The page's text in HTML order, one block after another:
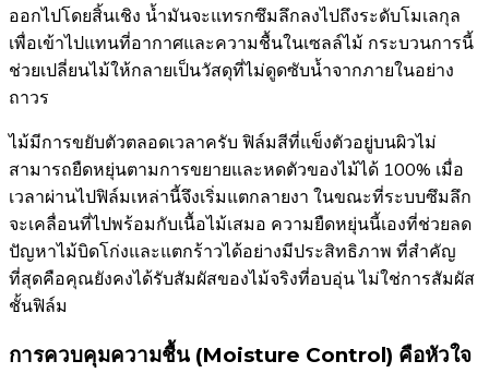
ออกไปโดยสิ้นเชิง น้ำมันจะแทรกซึมลึกลงไปถึงระดับโมเลกุล
เพื่อเข้าไปแทนที่อากาศและความชื้นในเซลล์ไม้ กระบวนการนี้
ช่วยเปลี่ยนไม้ให้กลายเป็นวัสดุที่ไม่ดูดซับน้ำจากภายในอย่าง
ถาวร
ไม้มีการขยับตัวตลอดเวลาครับ ฟิล์มสีที่แข็งตัวอยู่บนผิวไม่
สามารถยืดหยุ่นตามการขยายและหดตัวของไม้ได้ 100% เมื่อ
เวลาผ่านไปฟิล์มเหล่านี้จึงเริ่มแตกลายงา ในขณะที่ระบบซึมลึก
จะเคลื่อนที่ไปพร้อมกับเนื้อไม้เสมอ ความยืดหยุ่นนี้เองที่ช่วยลด
ปัญหาไม้บิดโก่งและแตกร้าวได้อย่างมีประสิทธิภาพ ที่สำคัญ
ที่สุดคือคุณยังคงได้รับสัมผัสของไม้จริงที่อบอุ่น ไม่ใช่การสัมผัส
ชั้นฟิล์ม
การควบคุมความชื้น (Moisture Control) คือหัวใจ